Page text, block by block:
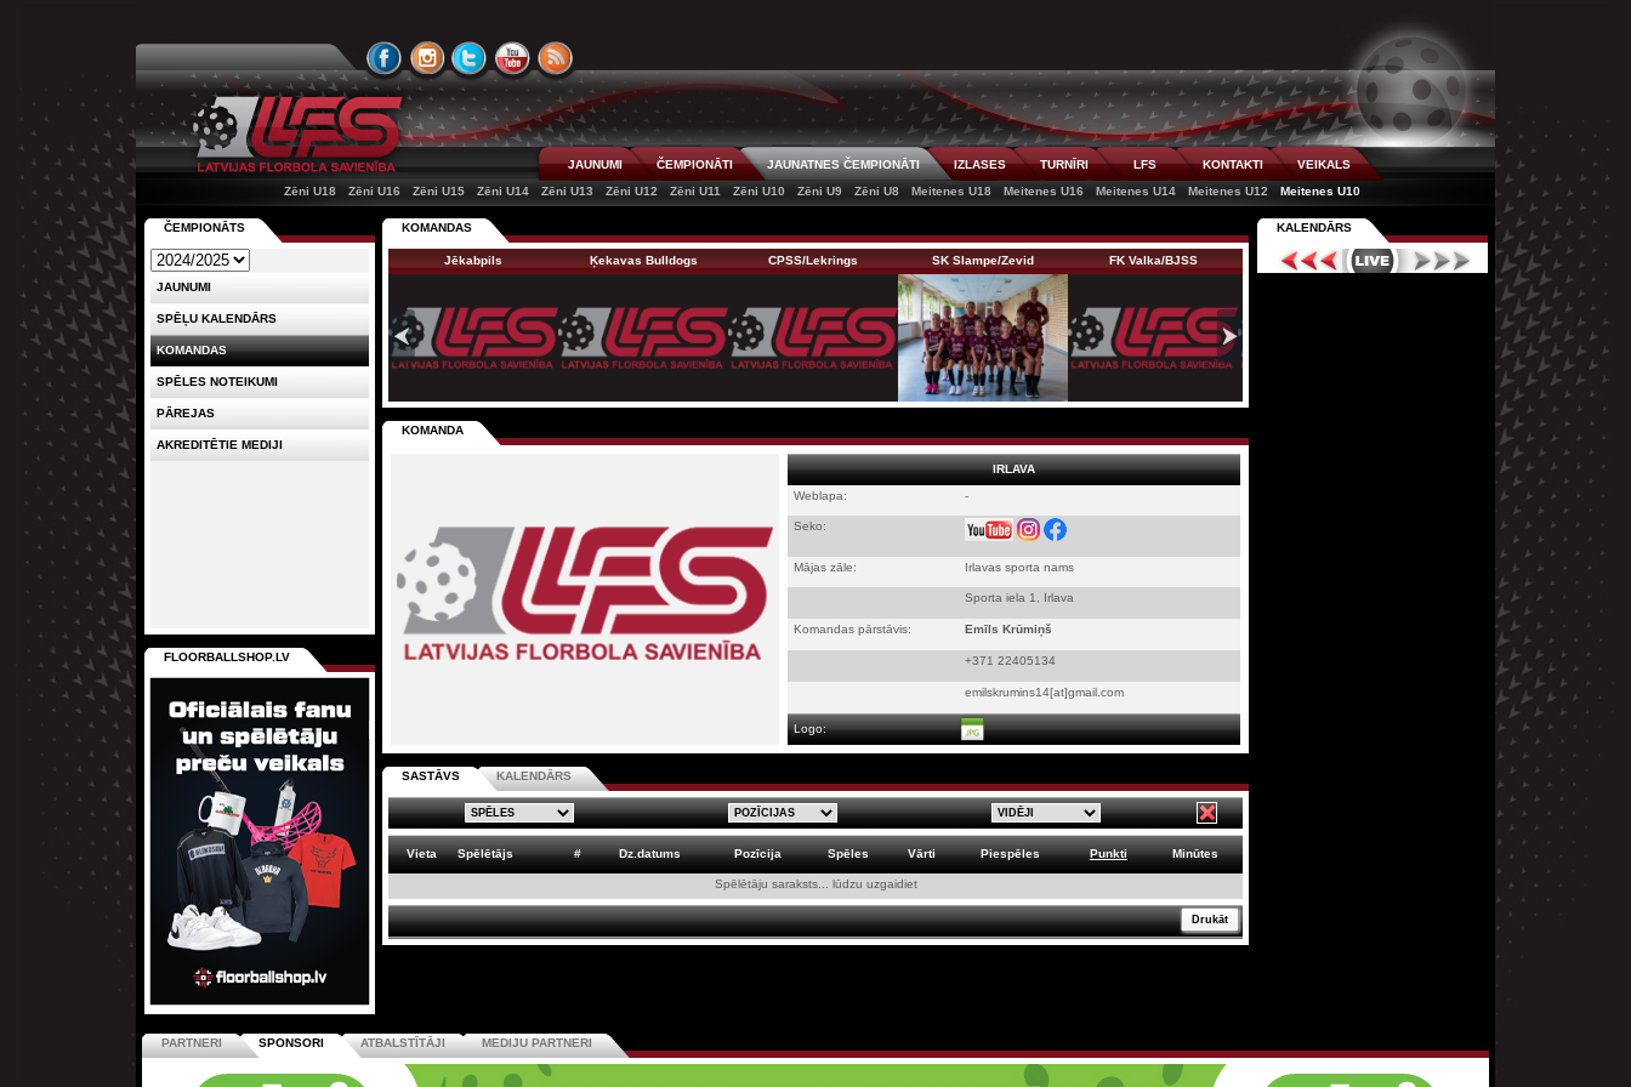
JAUNUMI ČEMPIONĀTI JAUNATNES ČEMPIONĀTI IZLASES TURNĪRI LFS KONTAKTI
VEIKALS
Zēni U18
Zēni U16 Zēni U15 Zēni U14 Zēni U13 Zēni U12 Zēni U11 Zēni U10 Zēni U9 Zēni U8 Meitenes U18 Meitenes U16 Meitenes U14 Meitenes U12 Meitenes U10
KOMANDAS
Jēkabpils Ķekavas Bulldogs CPSS/Lekrings SK Slampe/Zevid FK Valka/BJSS Rubene/KSS Irlava
KOMANDA
IRLAVA
Weblapa:
-
Seko:
Mājas zāle: Irlavas sporta nams
Sporta iela 1, Irlava
Komandas pārstāvis: Emīls Krūmiņš
+371 22405134
emilskrumins14[at]gmail.com
Logo:
SASTĀVS KALENDĀRS
Vieta Spēlētājs # Dz.datums Pozīcija Spēles Vārti Piespēles Punkti Minūtes
Spēlētāju saraksts... lūdzu uzgaidiet
Drukāt
ČEMPIONĀTS
JAUNUMI
SPĒĻU KALENDĀRS
KOMANDAS
SPĒLES NOTEIKUMI
PĀREJAS
AKREDITĒTIE MEDIJI
FLOORBALLSHOP.LV
KALENDĀRS
PARTNERI SPONSORI ATBALSTĪTĀJI MEDIJU PARTNERI